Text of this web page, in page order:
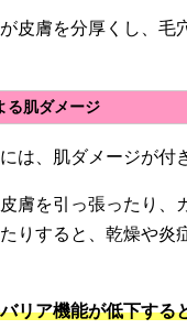
皮膚を分厚くし、毛
る肌ダメージ
は、肌ダメージが付
膚を引っ張ったり、
りすると、乾燥や炎
リア機能が低下する